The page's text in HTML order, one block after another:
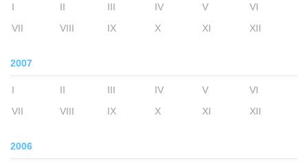
I II III IV V
VI
VII
VIII IX X XI XII
2007
I II III IV V
VI
VII
VIII IX X XI XII
2006